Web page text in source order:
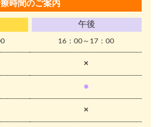
時間のご案内
午後
16：00～17：00
×
●
×